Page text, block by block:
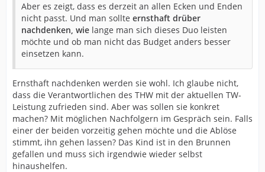
Aber es zeigt, dass es derzeit an allen Ecken und Enden
nicht passt. Und man sollte ernsthaft drüber
nachdenken, wie lange man sich dieses Duo leisten
möchte und ob man nicht das Budget anders besser
einsetzen kann.
Ernsthaft nachdenken werden sie wohl. Ich glaube nicht,
dass die Verantwortlichen des THW mit der aktuellen TW-
Leistung zufrieden sind. Aber was sollen sie konkret
machen? Mit möglichen Nachfolgern im Gespräch sein. Falls
einer der beiden vorzeitig gehen möchte und die Ablöse
stimmt, ihn gehen lassen? Das Kind ist in den Brunnen
gefallen und muss sich irgendwie wieder selbst
hinaushelfen.